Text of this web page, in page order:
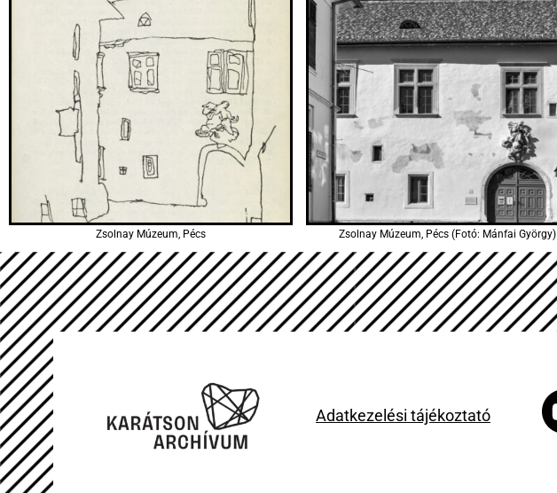
Zsolnay Múzeum, Pécs Zsolnay Múzeum, Pécs (Fotó: Mánfai György)
Adatkezelési tájékoztató